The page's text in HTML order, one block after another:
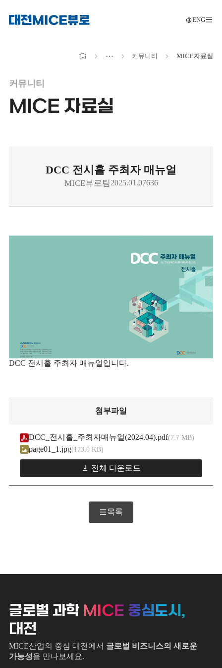
메인으로
ENG
메인으로
⋯ 커뮤니티 MICE자료실
커뮤니티
MICE 자료실
DCC 전시홀 주최자 매뉴얼
MICE뷰로팀2025.01.07636
DCC 전시홀 주최자 매뉴얼입니다.
첨부파일
DCC_전시홀_주최자매뉴얼(2024.04).pdf 7.7 MB
page01_1.jpg 173.0 KB
전체 다운로드
목록
글로벌 과학 MICE 중심도시,
대전
MICE산업의 중심 대전에서 글로벌 비즈니스의 새로운
가능성을 만나보세요.